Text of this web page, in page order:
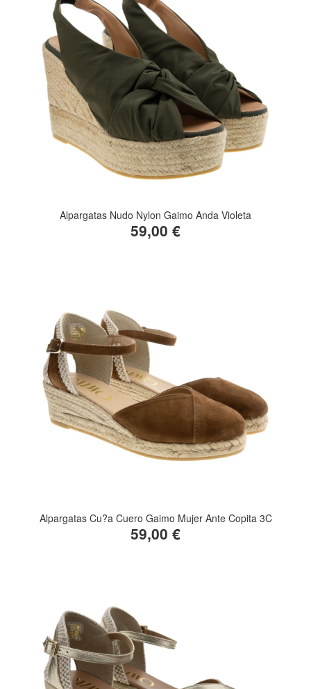
Alpargatas Nudo Nylon Gaimo Anda Violeta
59,00 €
Alpargatas Cu?a Cuero Gaimo Mujer Ante Copita 3C
59,00 €